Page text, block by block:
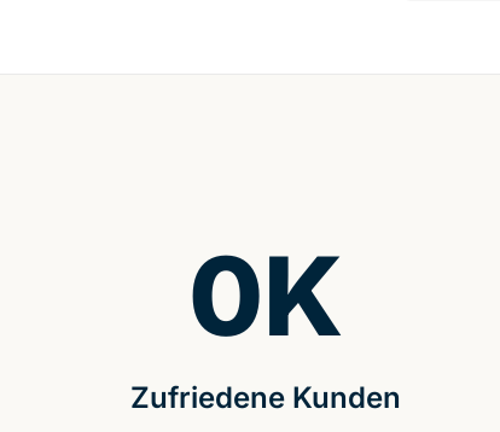
Zufriedene Kunden
0K